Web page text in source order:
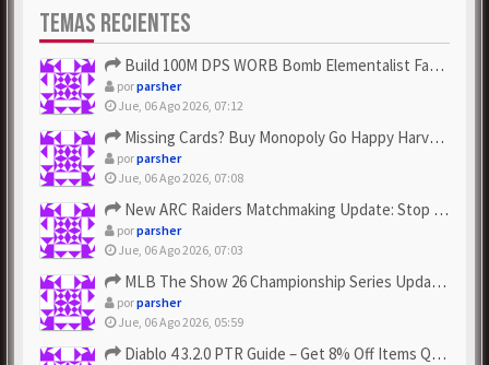
TEMAS RECIENTES
Build 100M DPS WORB Bomb Elementalist Fast - Grab POE Curren...
porparsher
Jue, 06 Ago 2026, 07:12
Missing Cards? Buy Monopoly Go Happy Harvest with Looney Tun...
porparsher
Jue, 06 Ago 2026, 07:08
New ARC Raiders Matchmaking Update: Stop Failed - Grab Bluep...
porparsher
Jue, 06 Ago 2026, 07:03
MLB The Show 26 Championship Series Update! Get Cheap & ...
porparsher
Jue, 06 Ago 2026, 05:59
Diablo 4 3.2.0 PTR Guide – Get 8% Off Items Quickly to Test ...